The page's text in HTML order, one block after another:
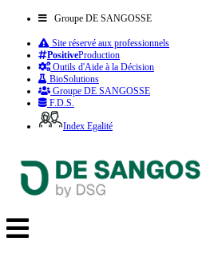
Groupe DE SANGOSSE
Site réservé aux professionnels
PositiveProduction
Outils d'Aide à la Décision
BioSolutions
Groupe DE SANGOSSE
F.D.S.
Index Egalité